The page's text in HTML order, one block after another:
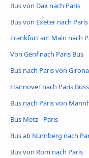
Bus von Dax nach Paris
Bus von Exeter nach Paris
Frankfurt am Main nach
Von Genf nach Paris Bus
Bus nach Paris von Girona
Hannover nach Paris
Bus nach Paris von
Bus Metz - Paris
Bus ab Nürnberg nach
Bus von Rom nach Paris